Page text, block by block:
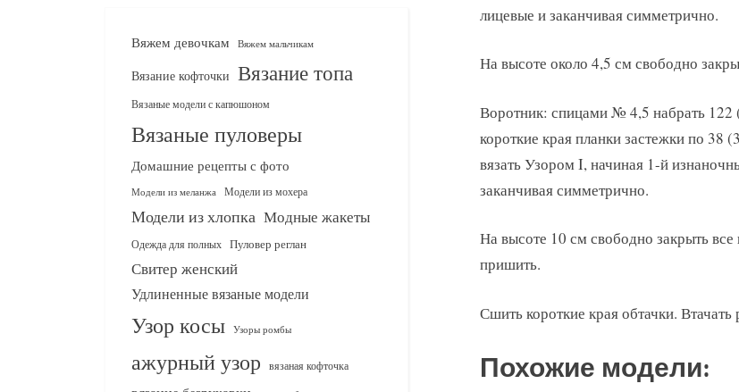
лицевые и заканчивая симметрично.
На высоте около 4,5 см свободно
Воротник: спицами № 4,5 набрать 122
короткие края планки застежки по 38
вязать Узором I, начиная 1-й
заканчивая симметрично.
На высоте 10 см свободно закрыть
пришить.
Сшить короткие края обтачки.
Похожие модели:
Вяжем девочкам Вяжем мальчикам
Вязание кофточки Вязание топа
Вязаные модели с капюшоном
Вязаные пуловеры
Домашние рецепты с фото
Модели из меланжа Модели из мохера
Модели из хлопка Модные жакеты
Одежда для полных Пуловер реглан
Свитер женский
Удлиненные вязаные модели
Узор косы Узоры ромбы
ажурный узор вязаная кофточка